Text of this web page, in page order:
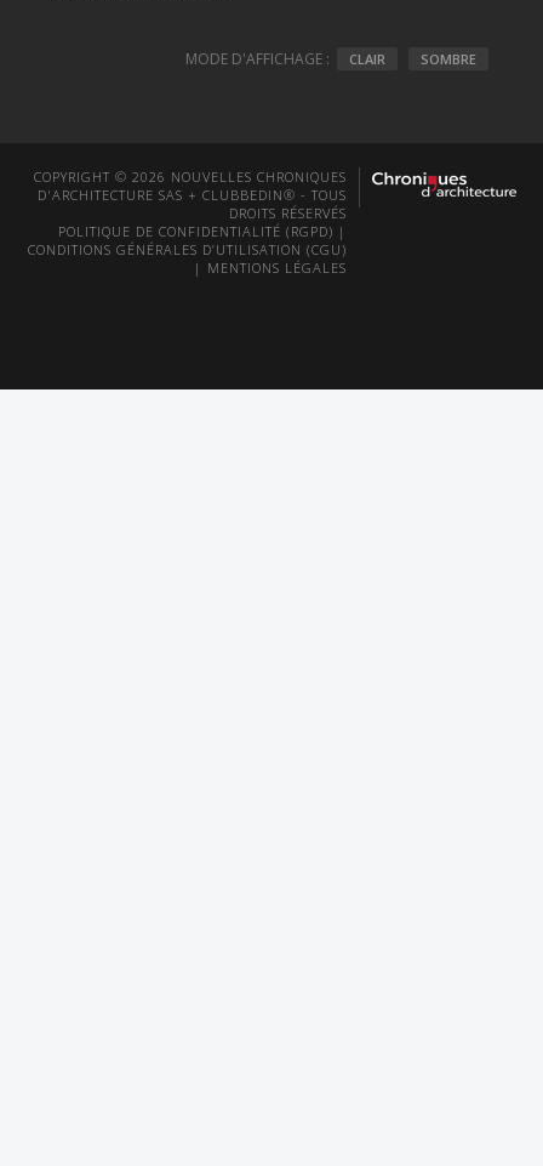
MODE D'AFFICHAGE : CLAIR SOMBRE
COPYRIGHT © 2026 NOUVELLES CHRONIQUES
D'ARCHITECTURE SAS + CLUBBEDIN® - TOUS
DROITS RÉSERVÉS
POLITIQUE DE CONFIDENTIALITÉ (RGPD) |
CONDITIONS GÉNÉRALES D’UTILISATION (CGU)
| MENTIONS LÉGALES